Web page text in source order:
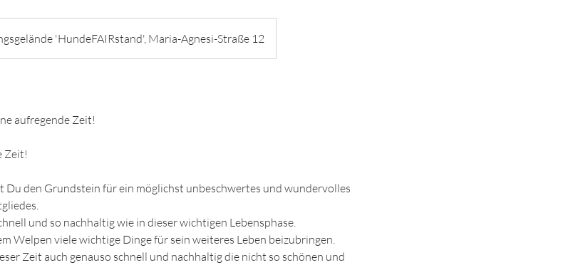
'HundeFAIRstand', Maria-Agnesi-Straße 12
aufregende Zeit!
Zeit!
Du den Grundstein für ein möglichst unbeschwertes und wundervolles
und so nachhaltig wie in dieser wichtigen Lebensphase.
Welpen viele wichtige Dinge für sein weiteres Leben beizubringen.
Zeit auch genauso schnell und nachhaltig die nicht so schönen und